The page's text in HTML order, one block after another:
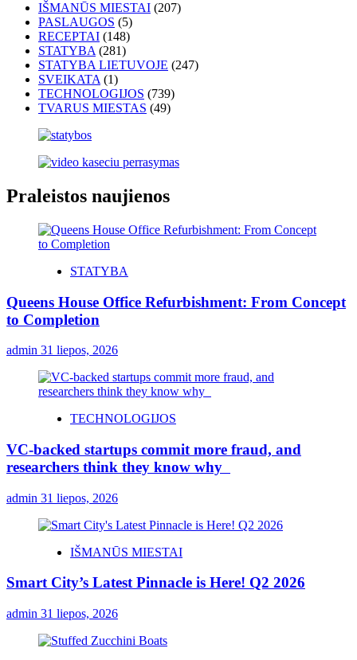
IŠMANŪS MIESTAI (207)
PASLAUGOS (5)
RECEPTAI (148)
STATYBA (281)
STATYBA LIETUVOJE (247)
SVEIKATA (1)
TECHNOLOGIJOS (739)
TVARUS MIESTAS (49)
Praleistos naujienos
STATYBA
Queens House Office Refurbishment: From Concept
to Completion
admin 31 liepos, 2026
TECHNOLOGIJOS
VC-backed startups commit more fraud, and
researchers think they know why
admin 31 liepos, 2026
IŠMANŪS MIESTAI
Smart City’s Latest Pinnacle is Here! Q2 2026
admin 31 liepos, 2026